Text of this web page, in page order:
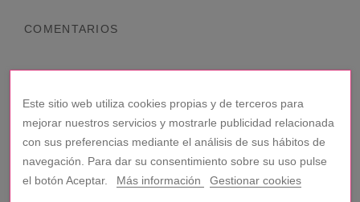
COMENTARIOS
Referencia CND00005790
Ficha técnica
Pulse Aquí Para Dejar Su Opinión
Este sitio web utiliza cookies propias y de terceros para
mejorar nuestros servicios y mostrarle publicidad relacionada
con sus preferencias mediante el análisis de sus hábitos de
navegación. Para dar su consentimiento sobre su uso pulse
el botón Aceptar.
Más información Gestionar cookies